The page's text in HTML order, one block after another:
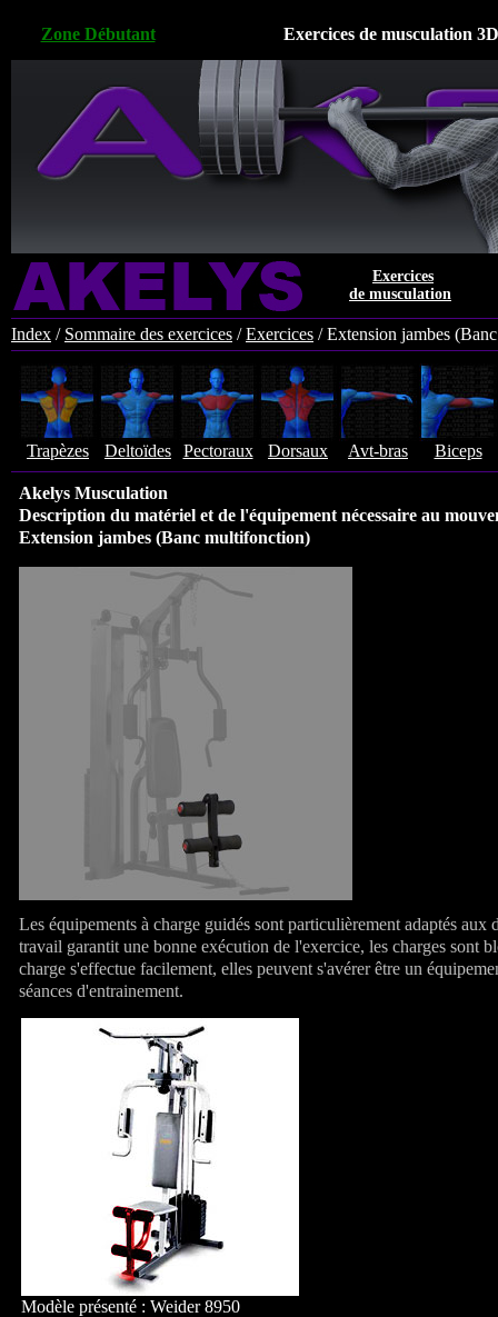
Zone Débutant Exercices de musculation
Exercices
de musculation
Index / Sommaire des exercices /Exercices /Extension jambes
Trapèzes Deltoïdes Pectoraux Dorsaux Avt-bras Biceps
Akelys Musculation
Description du matériel et de l'équipement nécessaire au
Extension jambes (Banc multifonction)
Les équipements à charge guidés sont particulièrement adaptés aux
travail garantit une bonne exécution de l'exercice, les charges sont
charge s'effectue facilement, elles peuvent s'avérer être un
séances d'entrainement.
Modèle présenté : Weider 8950